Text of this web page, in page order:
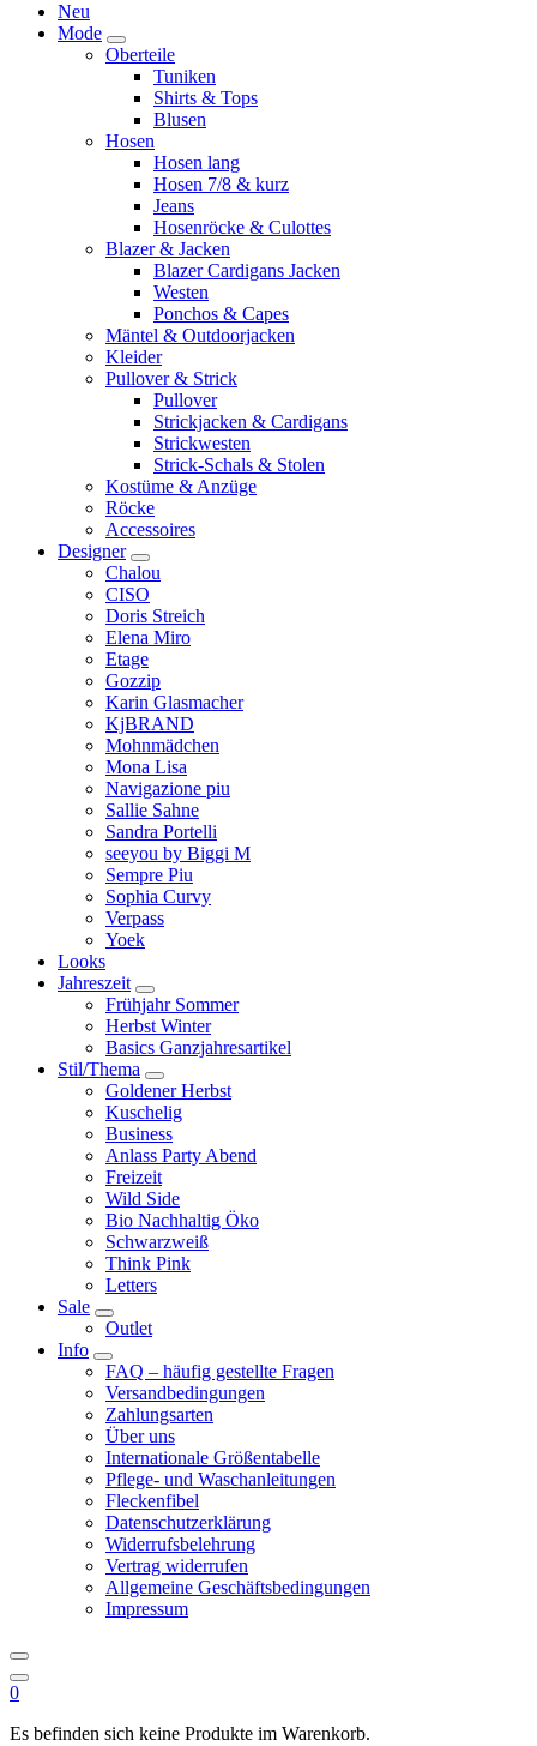
Neu
Mode
Oberteile
Tuniken
Shirts & Tops
Blusen
Hosen
Hosen lang
Hosen 7/8 & kurz
Jeans
Hosenröcke & Culottes
Blazer & Jacken
Blazer Cardigans Jacken
Westen
Ponchos & Capes
Mäntel & Outdoorjacken
Kleider
Pullover & Strick
Pullover
Strickjacken & Cardigans
Strickwesten
Strick-Schals & Stolen
Kostüme & Anzüge
Röcke
Accessoires
Designer
Chalou
CISO
Doris Streich
Elena Miro
Etage
Gozzip
Karin Glasmacher
KjBRAND
Mohnmädchen
Mona Lisa
Navigazione piu
Sallie Sahne
Sandra Portelli
seeyou by Biggi M
Sempre Piu
Sophia Curvy
Verpass
Yoek
Looks
Jahreszeit
Frühjahr Sommer
Herbst Winter
Basics Ganzjahresartikel
Stil/Thema
Goldener Herbst
Kuschelig
Business
Anlass Party Abend
Freizeit
Wild Side
Bio Nachhaltig Öko
Schwarzweiß
Think Pink
Letters
Sale
Outlet
Info
FAQ – häufig gestellte Fragen
Versandbedingungen
Zahlungsarten
Über uns
Internationale Größentabelle
Pflege- und Waschanleitungen
Fleckenfibel
Datenschutzerklärung
Widerrufsbelehrung
Vertrag widerrufen
Allgemeine Geschäftsbedingungen
Impressum
0
Es befinden sich keine Produkte im Warenkorb.